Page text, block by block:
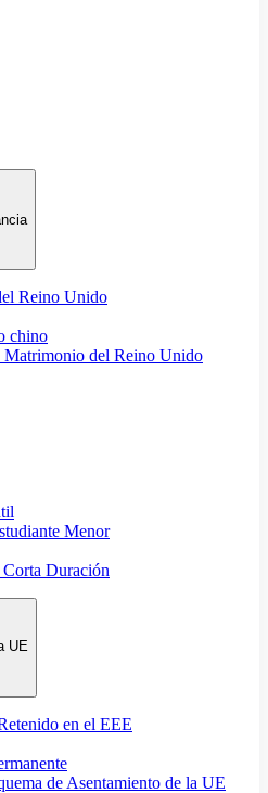
Reino Unido
chino
Matrimonio del Reino Unido
Menor
Duración
UE
en el EEE
de Asentamiento de la UE